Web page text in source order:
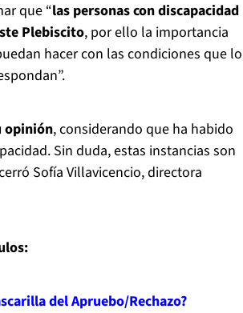
que “las personas con discapacidad
Plebiscito, por ello la importancia
hacer con las condiciones que lo
opinión, considerando que ha habido
Sin duda, estas instancias son
Sofía Villavicencio, directora
del Apruebo/Rechazo?